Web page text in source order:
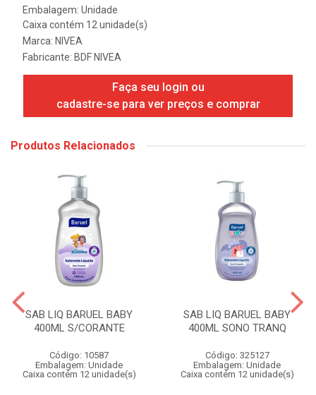
Embalagem: Unidade
Caixa contém 12 unidade(s)
Marca: NIVEA
Fabricante: BDF NIVEA
Faça seu login ou
cadastre-se para ver preços e comprar
Produtos Relacionados
SAB LIQ BARUEL BABY
400ML S/CORANTE
Código: 10587
Embalagem: Unidade
Caixa contém 12 unidade(s)
SAB LIQ BARUEL BABY
400ML SONO TRANQ
Código: 325127
Embalagem: Unidade
Caixa contém 12 unidade(s)